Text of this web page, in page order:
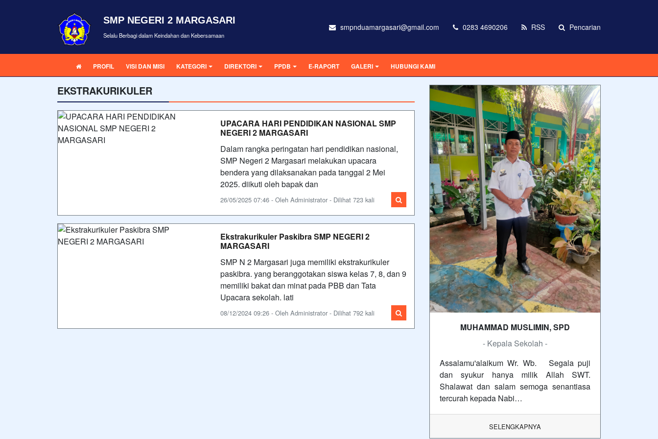
SMP NEGERI 2 MARGASARI
Selalu Berbagi dalam Keindahan dan Kebersamaan
smpnduamargasari@gmail.com 0283 4690206 RSS Pencarian
PROFIL VISI DAN MISI KATEGORI DIREKTORI PPDB E-RAPORT GALERI HUBUNGI KAMI
EKSTRAKURIKULER
UPACARA HARI PENDIDIKAN NASIONAL SMP
NEGERI 2 MARGASARI
Dalam rangka peringatan hari pendidikan nasional,
SMP Negeri 2 Margasari melakukan upacara
bendera yang dilaksanakan pada tanggal 2 Mei
2025. diikuti oleh bapak dan
26/05/2025 07:46 - Oleh Administrator - Dilihat 723 kali
Ekstrakurikuler Paskibra SMP NEGERI 2
MARGASARI
SMP N 2 Margasari juga memiliki ekstrakurikuler
paskibra. yang beranggotakan siswa kelas 7, 8, dan 9
memiliki bakat dan minat pada PBB dan Tata
Upacara sekolah. lati
08/12/2024 09:26 - Oleh Administrator - Dilihat 792 kali
MUHAMMAD MUSLIMIN, SPD
- Kepala Sekolah -
Assalamu'alaikum Wr. Wb. Segala puji
dan syukur hanya milik Allah SWT.
Shalawat dan salam semoga senantiasa
tercurah kepada Nabi…
SELENGKAPNYA